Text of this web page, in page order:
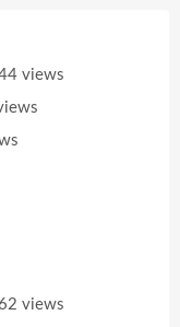
views
views